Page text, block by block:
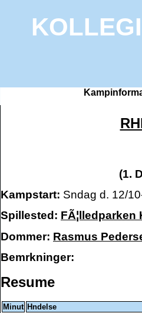
(1.
Kampstart: Sndag d. 12/
Spillested: FÃ¦lledparken
Dommer: Rasmus
Bemrkninger:
Resume
Minut Hndelse